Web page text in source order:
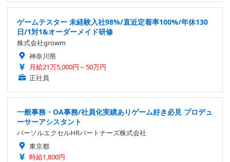
ゲームテスター 未経験入社98%/直近定着率100%/年休130
日/1対1&オーダーメイド研修
株式会社growm
神奈川県
月給21万5,000円～50万円
正社員
一般事務・OA事務/社員化実績ありゲーム好き必見 プロデュ
ーサーアシスタント
パーソルエクセルHRパートナーズ株式会社
東京都
時給1,800円